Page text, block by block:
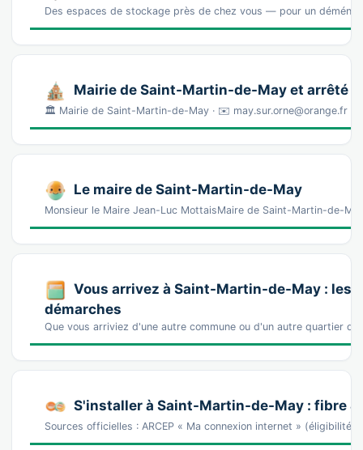
Des espaces de stockage près de chez vous — pour un
Mairie de Saint-Martin-de-May et arrêté
🏛️ Mairie de Saint-Martin-de-May · ✉️ may.sur.orne@orange.fr
Le maire de Saint-Martin-de-May
Monsieur le Maire Jean-Luc MottaisMaire de Saint-Martin-de-
Vous arrivez à Saint-Martin-de-May : les
démarches
Que vous arriviez d'une autre commune ou d'un autre quartier
S'installer à Saint-Martin-de-May : fibre
Sources officielles : ARCEP « Ma connexion internet » (éligibilité